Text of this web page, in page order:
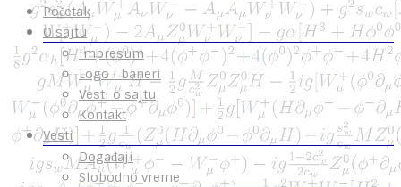
Početak
O sajtu
Impresum
Logo i baneri
Vesti o sajtu
Kontakt
Vesti
Događaji
Slobodno vreme